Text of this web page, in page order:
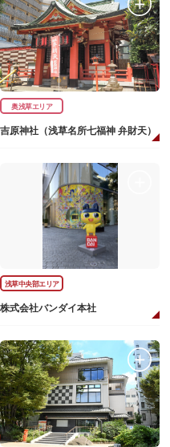
奥浅草エリア
吉原神社（浅草名所七福神 弁財天）
浅草中央部エリア
株式会社バンダイ本社